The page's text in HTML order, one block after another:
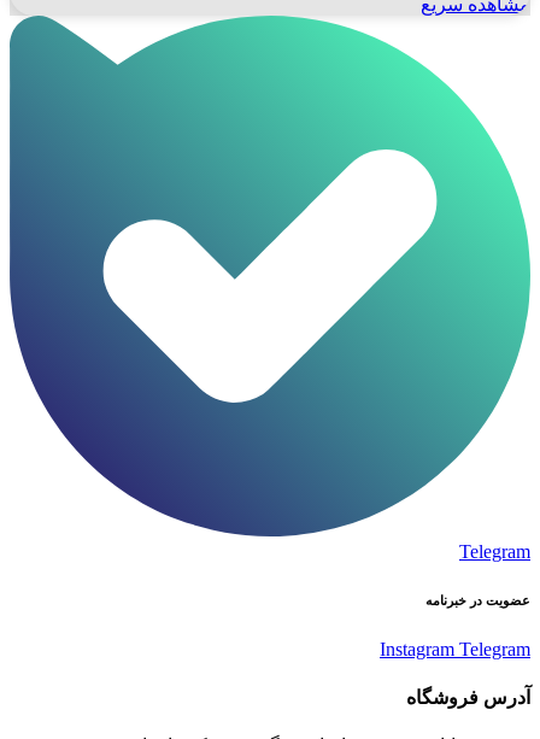
مشاهده سریع
Telegram
عضویت در خبرنامه
Instagram Telegram
آدرس فروشگاه